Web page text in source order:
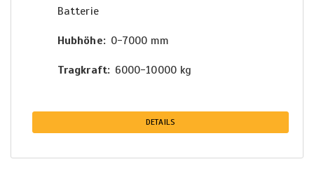
Batterie
Hubhöhe 0-7000 mm
Tragkraft 6000-10000 kg
DETAILS